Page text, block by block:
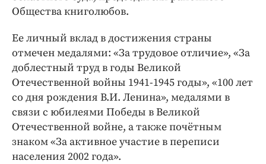
Общества книголюбов.
Ее личный вклад в достижения страны
отмечен медалями: «За трудовое отличие», «За
доблестный труд в годы Великой
Отечественной войны 1941-1945 годы», «100 лет
со дня рождения В.И. Ленина», медалями в
связи с юбилеями Победы в Великой
Отечественной войне, а также почётным
знаком «За активное участие в переписи
населения 2002 года».